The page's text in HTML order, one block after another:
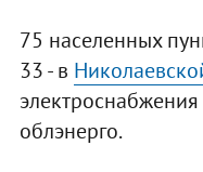
75 населенных
33 - в
облэнерго.